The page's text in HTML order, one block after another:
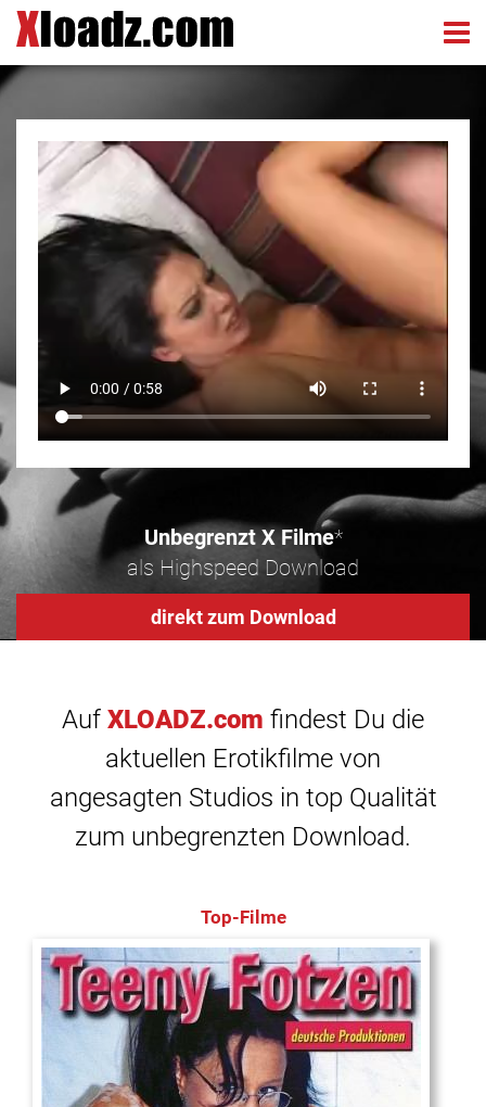
Unbegrenzt X Filme*
als Highspeed Download
direkt zum Download
Auf XLOADZ.com findest Du die
aktuellen Erotikfilme von
angesagten Studios in top Qualität
zum unbegrenzten Download.
Top-Filme